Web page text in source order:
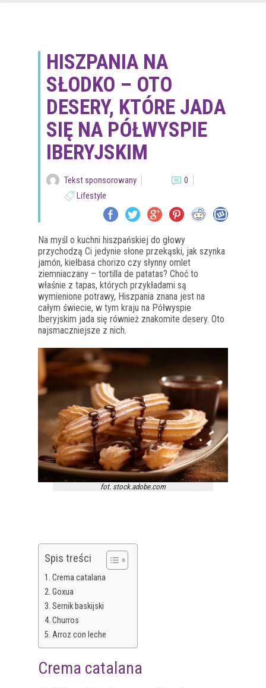
HISZPANIA NA
SŁODKO – OTO
DESERY, KTÓRE JADA
SIĘ NA PÓŁWYSPIE
IBERYJSKIM
Tekst sponsorowany
0
Lifestyle
Na myśl o kuchni hiszpańskiej do głowy
przychodzą Ci jedynie słone przekąski, jak szynka
jamón, kiełbasa chorizo czy słynny omlet
ziemniaczany – tortilla de patatas? Choć to
właśnie z tapas, których przykładami są
wymienione potrawy, Hiszpania znana jest na
całym świecie, w tym kraju na Półwyspie
Iberyjskim jada się również znakomite desery. Oto
najsmaczniejsze z nich.
fot. stock.adobe.com
Spis treści
Crema catalana
Goxua
Sernik baskijski
Churros
Arroz con leche
Crema catalana